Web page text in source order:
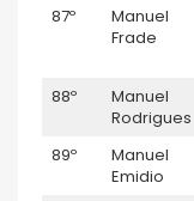
87º
Manuel
Frade
88º
Manuel
Rodrigues
89º
Manuel
Emidio